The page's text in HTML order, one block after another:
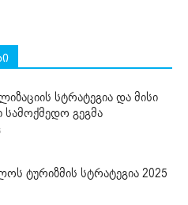
სტრატეგია და მისი
გეგმა
ტურიზმის სტრატეგია 2025